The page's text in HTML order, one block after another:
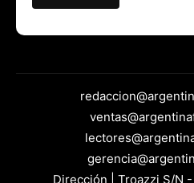
Dirección | Troazzi S/N